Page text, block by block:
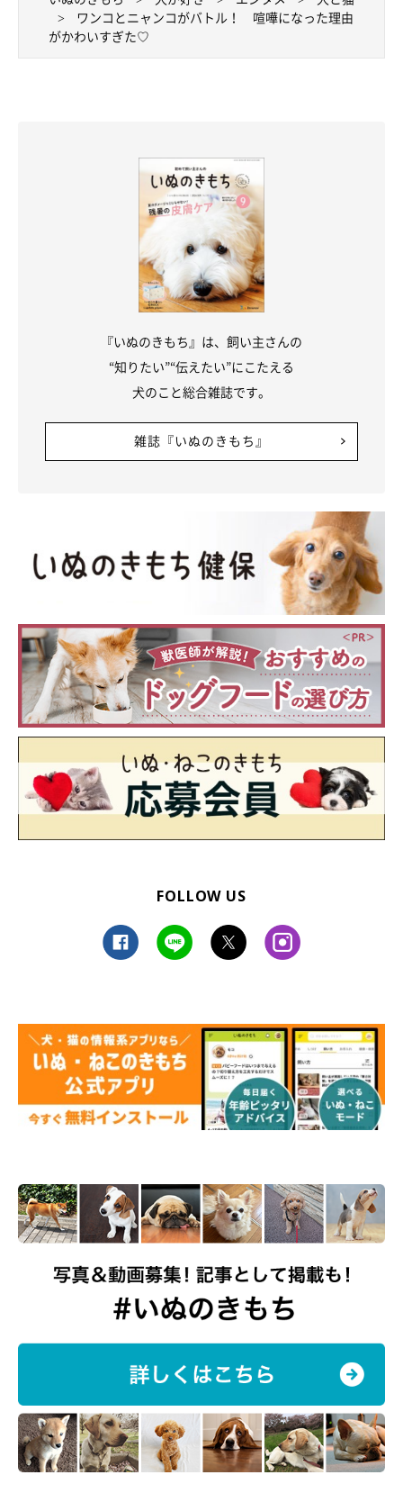
ワンコとニャンコがバトル！ 喧嘩になった理由
がかわいすぎた♡
『いぬのきもち』は、飼い主さんの
“知りたい”“伝えたい”にこたえる
犬のこと総合雑誌です。
雑誌『いぬのきもち』
FOLLOW US